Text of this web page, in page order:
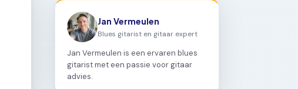
Jan Vermeulen
Blues gitarist en gitaar expert
Jan Vermeulen is een ervaren blues
gitarist met een passie voor gitaar
advies.